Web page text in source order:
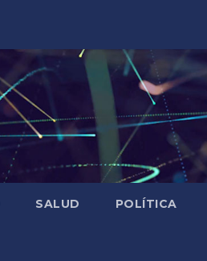
SALUD POLÍTICA